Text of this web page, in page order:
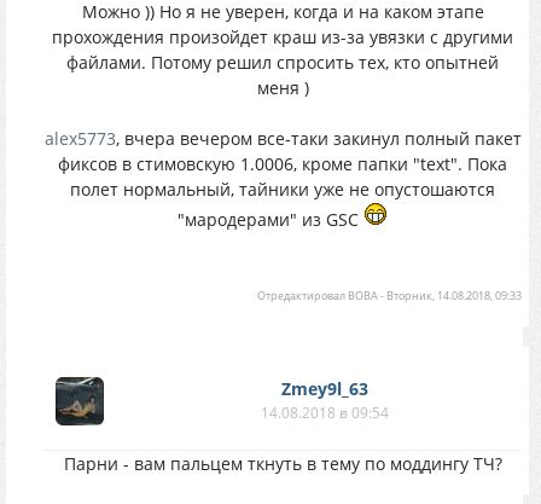
Можно )) Но я не уверен, когда и на каком этапе
прохождения произойдет краш из-за увязки с другими
файлами. Потому решил спросить тех, кто опытней
меня )
alex5773, вчера вечером все-таки закинул полный пакет
фиксов в стимовскую 1.0006, кроме папки "text". Пока
полет нормальный, тайники уже не опустошаются
"мародерами" из GSC
Отредактировал BOBA- Вторник, 14.08.2018, 09:33
Zmey9l_63
14.08.2018 в 09:54
Парни - вам пальцем ткнуть в тему по моддингу ТЧ?